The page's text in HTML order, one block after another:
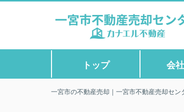
トップ 会
一宮市の不動産売却｜一宮市不動産売却セン